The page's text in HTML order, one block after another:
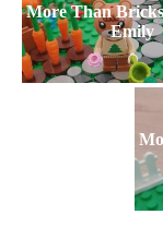
More Than
Emily